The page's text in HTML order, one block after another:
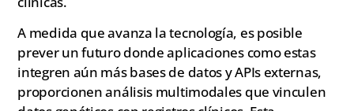
A medida que avanza la tecnología, es posible
prever un futuro donde aplicaciones como estas
integren aún más bases de datos y APIs externas,
proporcionen análisis multimodales que vinculen